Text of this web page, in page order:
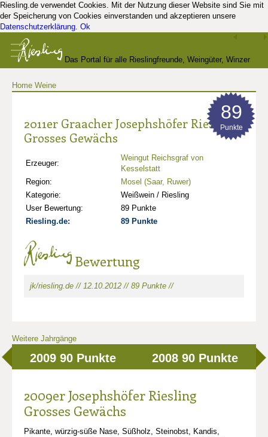
Riesling.de verwendet Cookies. Mit der Nutzung dieser Website sind Sie mit
der Speicherung von Cookies einverstanden und akzeptieren unsere
Datenschutzerklärung. Ok
Das Portal für alle Rieslingfreunde, Weingüter, Winzer
Home Weine
2011er Graacher Josephshöfer Riesling
Grosses Gewächs
Erzeuger:
Weingut Reichsgraf von
Kesselstatt
Region:
Mosel (Saar, Ruwer)
Kategorie:
Weißwein / Riesling
User Bewertung:
89 Punkte
Riesling.de:
89 Punkte
89
Punkte
Bewertung
jk/riesling.de // 12.10.2012 // 89 Punkte //
Weitere Jahrgänge
2009 90 Punkte 2008 90 Punkte
2009er Josephshöfer Riesling
Grosses Gewächs
Pikante, würzig-süße Nase, Süßholz, Steinobst, Kandis,